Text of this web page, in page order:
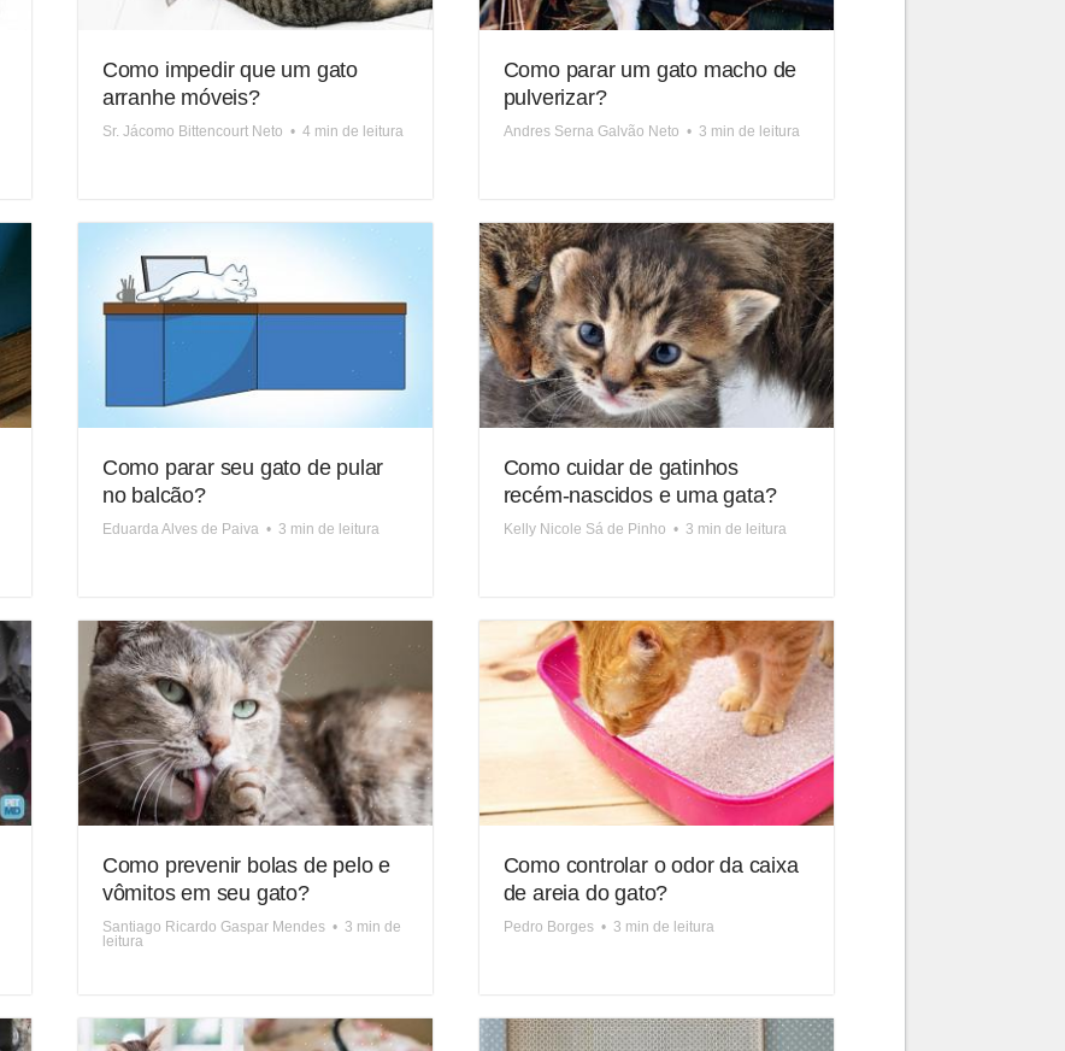
Como impedir que um gato
arranhe móveis?
Sr. Jácomo Bittencourt Neto • 4 min de leitura
Como parar um gato macho de
pulverizar?
Andres Serna Galvão Neto • 3 min de leitura
Como parar seu gato de pular
no balcão?
Eduarda Alves de Paiva • 3 min de leitura
Como cuidar de gatinhos
recém-nascidos e uma gata?
Kelly Nicole Sá de Pinho • 3 min de leitura
Como prevenir bolas de pelo e
vômitos em seu gato?
Santiago Ricardo Gaspar Mendes • 3 min de
leitura
Como controlar o odor da caixa
de areia do gato?
Pedro Borges • 3 min de leitura